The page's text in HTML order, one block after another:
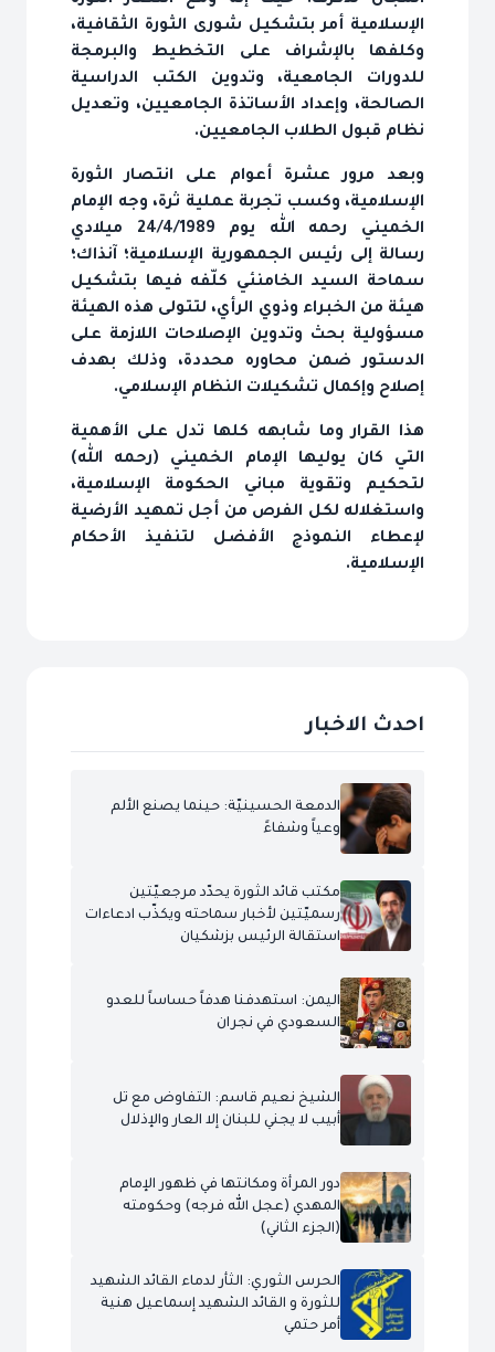
الإسلامية أمر بتشكيل شورى الثورة الثقافية،
وكلفها بالإشراف على التخطيط والبرمجة
للدورات الجامعية، وتدوين الكتب الدراسية
الصالحة، وإعداد الأساتذة الجامعيين، وتعديل
نظام قبول الطلاب الجامعيين.
وبعد مرور عشرة أعوام على انتصار الثورة
الإسلامية، وكسب تجربة عملية ثرة، وجه الإمام
الخميني رحمه الله يوم 24/4/1989 ميلادي
رسالة إلى رئيس الجمهورية الإسلامية؛ آنذاك؛
سماحة السيد الخامنئي كلّفه فيها بتشكيل
هيئة من الخبراء وذوي الرأي، لتتولى هذه الهيئة
مسؤولية بحث وتدوين الإصلاحات اللازمة على
الدستور ضمن محاوره محددة، وذلك بهدف
إصلاح وإكمال تشكيلات النظام الإسلامي.
هذا القرار وما شابهه كلها تدل على الأهمية
التي كان يوليها الإمام الخميني (رحمه الله)
لتحكيم وتقوية مباني الحكومة الإسلامية،
واستغلاله لكل الفرص من أجل تمهيد الأرضية
لإعطاء النموذج الأفضل لتنفيذ الأحكام
الإسلامية.
احدث الاخبار
الدمعة الحسينيّة: حينما يصنع الألم
وعياً وشفاءً
مكتب قائد الثورة يحدّد مرجعيّتين
رسميّتين لأخبار سماحته ويكذّب ادعاءات
استقالة الرئيس بزشكيان
اليمن: استهدفنا هدفاً حساساً للعدو
السعودي في نجران
الشيخ نعيم قاسم: التفاوض مع تل
أبيب لا يجني للبنان إلا العار والإذلال
دور المرأة ومكانتها في ظهور الإمام
المهدي (عجل الله فرجه) وحكومته
(الجزء الثاني)
الحرس الثوري: الثأر لدماء القائد الشهيد
للثورة و القائد الشهيد إسماعيل هنية
أمر حتمي